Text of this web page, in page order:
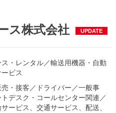
を探す
インターンを探す
ウト お知らせ
ス株式会社 UPDATE
・レンタル／輸送用機器・自動
ビス
売・接客 ／ ドライバー ／一般事
デスク・コールセンター関連 ／
ービス、交通サービス、配送、